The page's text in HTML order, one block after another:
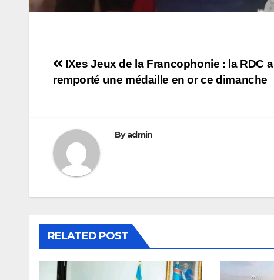
Navigation
de
IXes Jeux de la Francophonie : la RDC a
remporté une médaille en or ce dimanche
Byadmin
RELATED POST